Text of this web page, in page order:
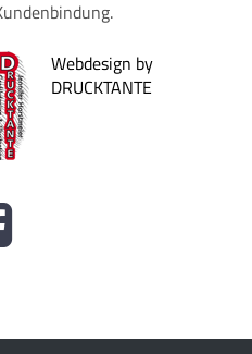
Webdesign by
DRUCKTANTE